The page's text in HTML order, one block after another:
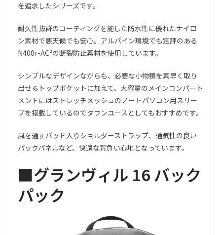
を追求したシリーズです。
耐久性抜群のコーティングを施した防水性に優れたナイロ
ン素材で悪天候でも安心。アルパイン環境でも定評のある
N400r-AC²の断裂防止素材を使用しています。
シンプルなデザインながらも、必要な小物類を素早く取り
出せるトップポケットに加えて、大容量のメインコンパート
メントにはストレッチメッシュのノートパソコン用スリー
ブを搭載しているのでタウンユースとしてもおすすめです。
風を通すパッド入りショルダーストラップ、通気性の良い
パックパネルなど、快適な背負い心地となっています。
■グランヴィル 16 バック
パック